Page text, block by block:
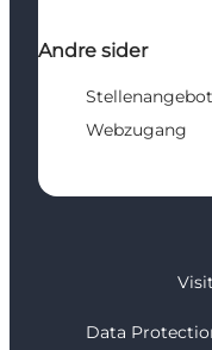
Andre sider
Webzugang
Data